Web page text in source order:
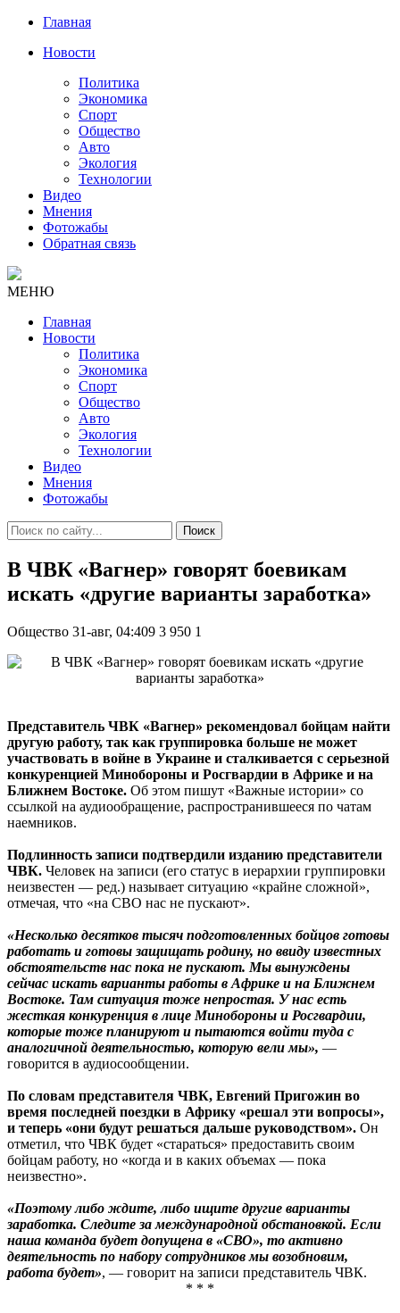
Главная
Новости
Политика
Экономика
Спорт
Общество
Авто
Экология
Технологии
Видео
Мнения
Фотожабы
Обратная связь
МЕНЮ
Главная
Новости
Политика
Экономика
Спорт
Общество
Авто
Экология
Технологии
Видео
Мнения
Фотожабы
Поиск
В ЧВК «Вагнер» говорят боевикам
искать «другие варианты заработка»
Общество 31-авг, 04:409 3 950 1
Представитель ЧВК «Вагнер» рекомендовал бойцам найти
другую работу, так как группировка больше не может
участвовать в войне в Украине и сталкивается с серьезной
конкуренцией Минобороны и Росгвардии в Африке и на
Ближнем Востоке. Об этом пишут «Важные истории» со
ссылкой на аудиообращение, распространившееся по чатам
наемников.
Подлинность записи подтвердили изданию представители
ЧВК. Человек на записи (его статус в иерархии группировки
неизвестен — ред.) называет ситуацию «крайне сложной»,
отмечая, что «на СВО нас не пускают».
«Несколько десятков тысяч подготовленных бойцов готовы
работать и готовы защищать родину, но ввиду известных
обстоятельств нас пока не пускают. Мы вынуждены
сейчас искать варианты работы в Африке и на Ближнем
Востоке. Там ситуация тоже непростая. У нас есть
жесткая конкуренция в лице Минобороны и Росгвардии,
которые тоже планируют и пытаются войти туда с
аналогичной деятельностью, которую вели мы», —
говорится в аудиосообщении.
По словам представителя ЧВК, Евгений Пригожин во
время последней поездки в Африку «решал эти вопросы»,
и теперь «они будут решаться дальше руководством». Он
отметил, что ЧВК будет «стараться» предоставить своим
бойцам работу, но «когда и в каких объемах — пока
неизвестно».
«Поэтому либо ждите, либо ищите другие варианты
заработка. Следите за международной обстановкой. Если
наша команда будет допущена в «СВО», то активно
деятельность по набору сотрудников мы возобновим,
работа будет», — говорит на записи представитель ЧВК.
* * *